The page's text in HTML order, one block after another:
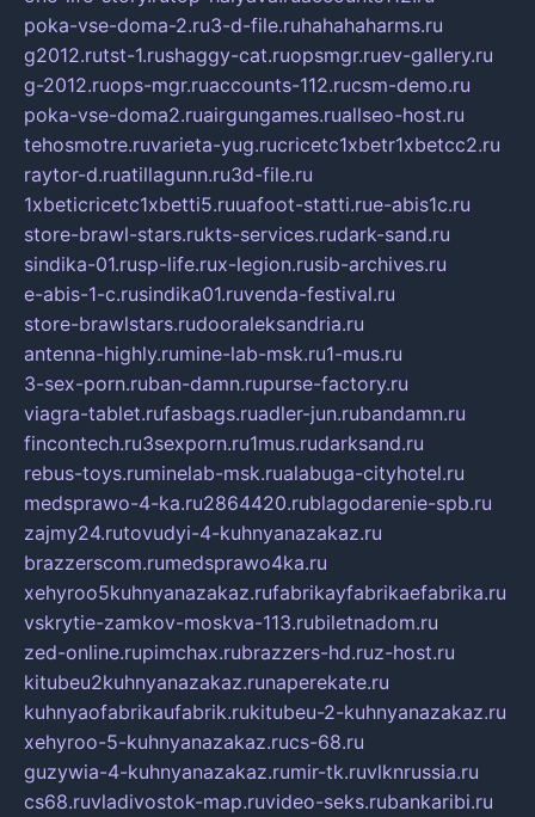
poka-vse-doma-2.ru3-d-file.ruhahahaharms.ru
g2012.rutst-1.rushaggy-cat.ruopsmgr.ruev-gallery.ru
g-2012.ruops-mgr.ruaccounts-112.rucsm-demo.ru
poka-vse-doma2.ruairgungames.ruallseo-host.ru
tehosmotre.ruvarieta-yug.rucricetc1xbetr1xbetcc2.ru
raytor-d.ruatillagunn.ru3d-file.ru
1xbeticricetc1xbetti5.ruuafoot-statti.rue-abis1c.ru
store-brawl-stars.rukts-services.rudark-sand.ru
sindika-01.rusp-life.rux-legion.rusib-archives.ru
e-abis-1-c.rusindika01.ruvenda-festival.ru
store-brawlstars.rudooraleksandria.ru
antenna-highly.rumine-lab-msk.ru1-mus.ru
3-sex-porn.ruban-damn.rupurse-factory.ru
viagra-tablet.rufasbags.ruadler-jun.rubandamn.ru
fincontech.ru3sexporn.ru1mus.rudarksand.ru
rebus-toys.ruminelab-msk.rualabuga-cityhotel.ru
medsprawo-4-ka.ru2864420.rublagodarenie-spb.ru
zajmy24.rutovudyi-4-kuhnyanazakaz.ru
brazzerscom.rumedsprawo4ka.ru
xehyroo5kuhnyanazakaz.rufabrikayfabrikaefabrika.ru
vskrytie-zamkov-moskva-113.rubiletnadom.ru
zed-online.rupimchax.rubrazzers-hd.ruz-host.ru
kitubeu2kuhnyanazakaz.runaperekate.ru
kuhnyaofabrikaufabrik.rukitubeu-2-kuhnyanazakaz.ru
xehyroo-5-kuhnyanazakaz.rucs-68.ru
guzywia-4-kuhnyanazakaz.rumir-tk.ruvlknrussia.ru
cs68.ruvladivostok-map.ruvideo-seks.rubankaribi.ru